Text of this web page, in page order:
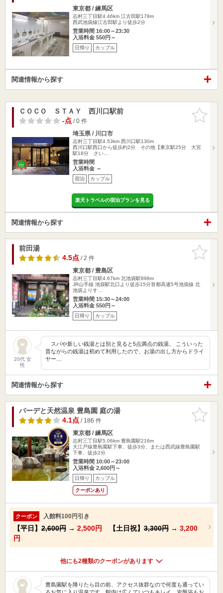
東京都 / 練馬区
志村三丁目駅4.46km 江古田駅178m
西武池袋線江古田駅より徒歩2分
営業時間 16:00～23:30
入浴料金 550円～
日帰り カップル
関連情報から探す
お気に入
りに追加
ＣＯＣＯ ＳＴＡＹ 西川口駅前
-点/ 0 件
埼玉県 / 川口市
志村三丁目駅4.53km 西川口駅130m
西川口駅西口から徒歩約2分 その他【東京駅25分 大宮
駅18分 さい…
営業時間
入浴料金 ～
宿泊 カップル
楽天トラベルの宿泊プランを見る
関連情報から探す
お気に入
りに追加
前田湯
4.5点/ 2 件
東京都 / 豊島区
志村三丁目駅4.67km 北池袋駅898m
JR山手線 池袋駅北口より徒歩15分首都高速5号池袋線 北
池袋よりす…
営業時間 15:30～24:00
入浴料金 550円～
日帰り カップル
20代 女
性
スパや新しい銭湯とは別と見ると5点満点の銭湯。 こういった
昔ながらの銭湯は初めて利用したので、お湯の出し方からドライ
ヤー…
関連情報から探す
お気に入
りに追加
バーデと天然温泉 豊島園 庭の湯
4.1点/ 186 件
東京都 / 練馬区
志村三丁目駅5.06km 豊島園駅216m
大江戸線豊島園駅下車、徒歩3分、または西武線豊島園駅
下車、徒歩2分
営業時間 10:00～23:00
入浴料金 2,600円～
日帰り カップル
クーポンあり
クーポン 入館料100円引き
【平日】 2,600円 → 2,500円 【土日祝】 3,300円 → 3,200
円
他にも2種類のクーポンがあります
豊島園駅を降りたら目の前、アクセス抜群なので何度も通ってい